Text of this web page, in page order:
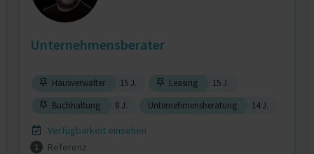
Unternehmensberater
Hausverwalter 15 J. Leasing
15 J.
Buchhaltung
8 J. Unternehmensberatung 14 J.
Verfügbarkeit einsehen
1
Referenz